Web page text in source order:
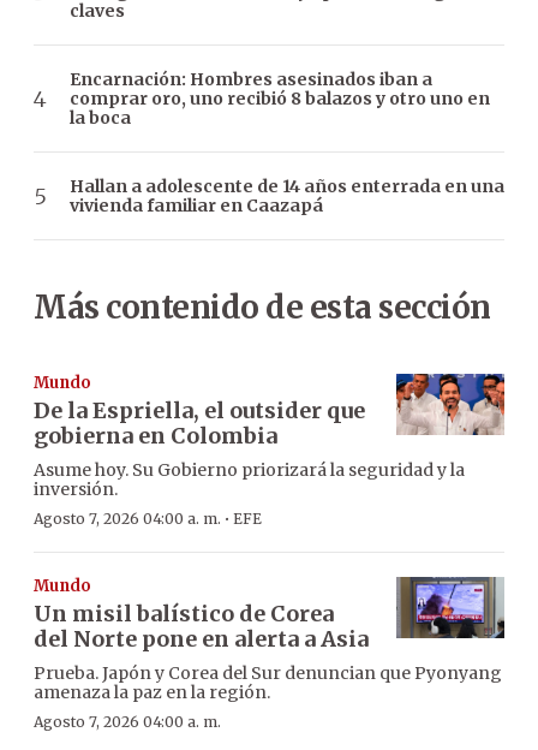
claves
Encarnación: Hombres asesinados iban a
comprar oro, uno recibió 8 balazos y otro uno en
la boca
Hallan a adolescente de 14 años enterrada en una
vivienda familiar en Caazapá
Más contenido de esta sección
Mundo
De la Espriella, el outsider que
gobierna en Colombia
Asume hoy. Su Gobierno priorizará la seguridad y la
inversión.
Agosto 7, 2026 04:00 a. m. · EFE
Mundo
Un misil balístico de Corea
del Norte pone en alerta a Asia
Prueba. Japón y Corea del Sur denuncian que Pyonyang
amenaza la paz en la región.
Agosto 7, 2026 04:00 a. m.